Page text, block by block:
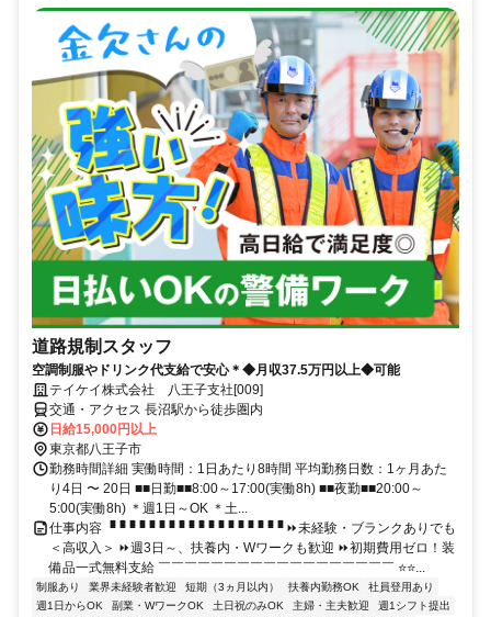
道路規制スタッフ
空調制服やドリンク代支給で安心＊◆月収37.5万円以上◆可能
テイケイ株式会社 八王子支社[009]
交通・アクセス 長沼駅から徒歩圏内
日給15,000円以上
東京都八王子市
勤務時間詳細 実働時間：1日あたり8時間 平均勤務日数：1ヶ月あた
り4日 〜 20日 ■■日勤■■8:00～17:00(実働8h) ■■夜勤■■20:00～
5:00(実働8h) ＊週1日～OK ＊土...
仕事内容 ▝▝▝▝▝▝▝▝▝▝▝▝▝▝▝▝▝▝ ⏩未経験・ブランクありでも
＜高収入＞ ⏩週3日～、扶養内・Wワークも歓迎 ⏩初期費用ゼロ！装
備品一式無料支給 ￣￣￣￣￣￣￣￣￣￣￣￣￣￣￣￣￣￣ ⭐⭐...
制服あり 業界未経験者歓迎 短期（3ヵ月以内） 扶養内勤務OK
社員登用あり
週1日からOK
副業・WワークOK 土日祝のみOK 主婦・主夫歓迎
週1シフト提出